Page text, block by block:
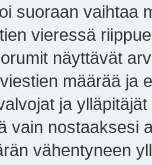
suoraan vaihtaa
vieressä
näyttävät
määrää ja
ja
vain nostaaksesi
vähentyneen